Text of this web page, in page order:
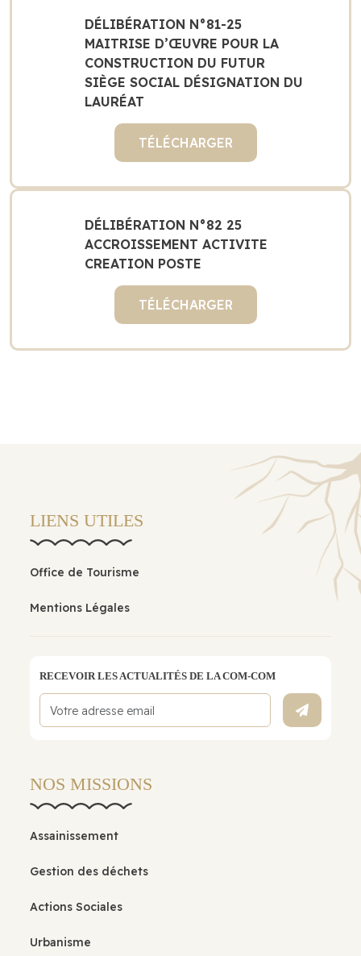
DÉLIBÉRATION N°81-25
MAITRISE D’ŒUVRE POUR LA
CONSTRUCTION DU FUTUR
SIÈGE SOCIAL DÉSIGNATION DU
LAURÉAT
TÉLÉCHARGER
DÉLIBÉRATION N°82 25
ACCROISSEMENT ACTIVITE
CREATION POSTE
TÉLÉCHARGER
LIENS UTILES
Office de Tourisme
Mentions Légales
RECEVOIR LES ACTUALITÉS DE LA COM-COM
NOS MISSIONS
Assainissement
Gestion des déchets
Actions Sociales
Urbanisme